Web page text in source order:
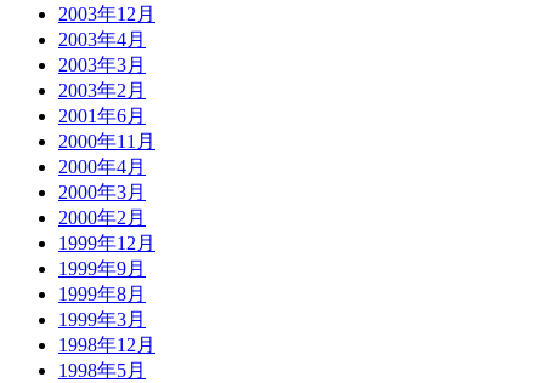
2003年12月
2003年4月
2003年3月
2003年2月
2001年6月
2000年11月
2000年4月
2000年3月
2000年2月
1999年12月
1999年9月
1999年8月
1999年3月
1998年12月
1998年5月